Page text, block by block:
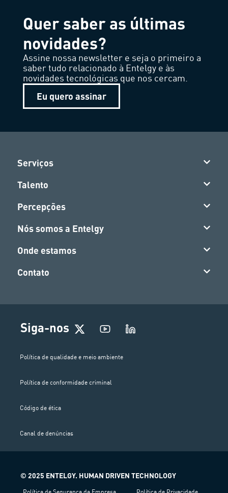
Quer saber as últimas
novidades?
Assine nossa newsletter e seja o primeiro a
saber tudo relacionado à Entelgy e às
novidades tecnológicas que nos cercam.
Eu quero assinar
Serviços
Talento
Percepções
Nós somos a Entelgy
Onde estamos
Contato
Siga-nos
Política de qualidade e meio ambiente
Política de conformidade criminal
Código de ética
Canal de denúncias
© 2025 ENTELGY. HUMAN DRIVEN TECHNOLOGY